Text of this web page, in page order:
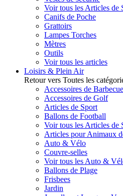
Voir tous les Articles de
Canifs de Poche
Grattoirs
Lampes Torches
Mètres
Outils
Voir tous les articles
Loisirs & Plein Air
Retour vers Toutes les
Accessoires de Barbecue
Accessoires de Golf
Articles de Sport
Ballons de Football
Voir tous les Articles de
Articles pour Animaux
Auto & Vélo
Couvre-selles
Voir tous les Auto &
Ballons de Plage
Frisbees
Jardin